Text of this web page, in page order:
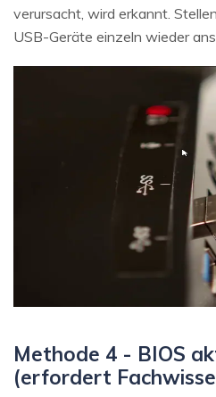
verursacht, wird erkannt.
USB-Geräte einzeln wieder
Methode 4 - BIOS
(erfordert